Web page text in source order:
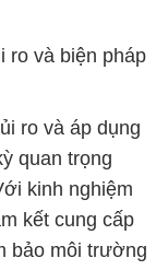
ro và biện pháp
ro và áp dụng
quan trọng
kinh nghiệm
kết cung cấp
bảo môi trường